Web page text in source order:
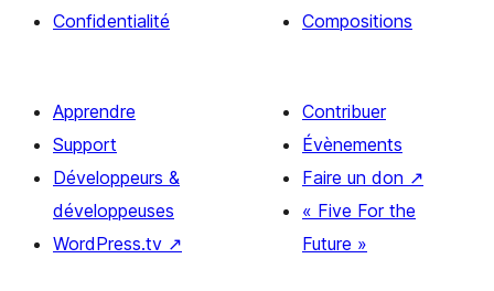
Confidentialité
Compositions
Apprendre
Support
Développeurs &
développeuses
WordPress.tv ↗
Contribuer
Évènements
Faire un don ↗
« Five For the
Future »